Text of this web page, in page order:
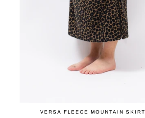
VERSA FLEECE MOUNTAIN SKIRT